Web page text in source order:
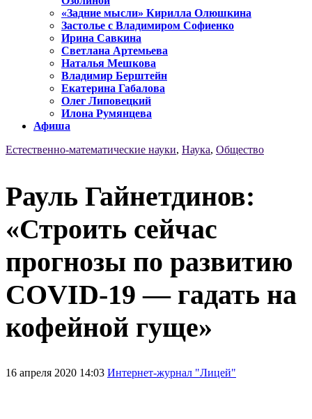
«Задние мысли» Кирилла Олюшкина
Застолье с Владимиром Софиенко
Ирина Савкина
Светлана Артемьева
Наталья Мешкова
Владимир Берштейн
Екатерина Габалова
Олег Липовецкий
Илона Румянцева
Афиша
Естественно-математические науки, Наука, Общество
Рауль Гайнетдинов:
«Строить сейчас
прогнозы по развитию
COVID-19 — гадать на
кофейной гуще»
16 апреля 2020 14:03 Интернет-журнал "Лицей"